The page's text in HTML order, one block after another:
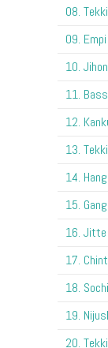
08.
09. Empi
10. Jihon
11.
12.
13.
14.
15.
16. Jitte
17.
18.
19.
20.